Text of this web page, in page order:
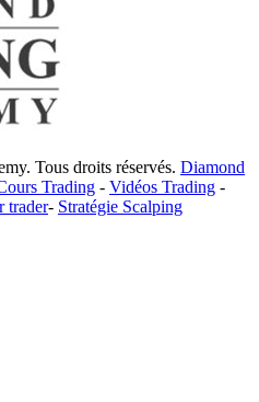
Tous droits réservés. Diamond
Trading - Vidéos Trading -
trader- Stratégie Scalping